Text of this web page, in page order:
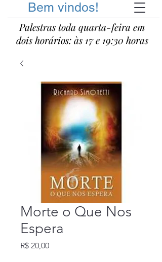
Bem vindos!
Palestras toda quarta-feira em
dois horários: às 17 e 19:30 horas
Morte o Que Nos
Espera
R$ 20,00Preço